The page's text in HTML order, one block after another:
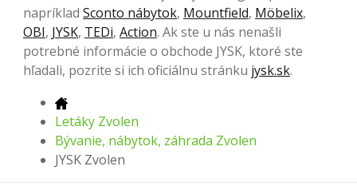
napríklad Sconto nábytok, Mountfield, Möbelix,
OBI, JYSK, TEDi, Action. Ak ste u nás nenašli
potrebné informácie o obchode JYSK, ktoré ste
hľadali, pozrite si ich oficiálnu stránku jysk.sk.
Letáky Zvolen
Bývanie, nábytok, záhrada Zvolen
JYSK Zvolen